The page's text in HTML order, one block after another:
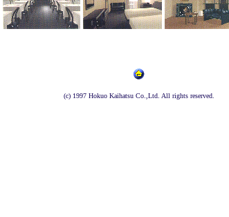
(c) 1997 Hokuo Kaihatsu Co.,Ltd. All rights reserved.